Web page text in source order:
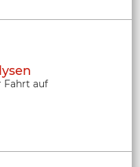
Fahrt auf